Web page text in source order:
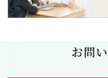
お問